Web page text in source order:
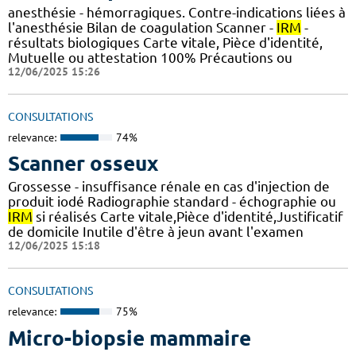
anesthésie - hémorragiques. Contre-indications liées à
l'anesthésie Bilan de coagulation Scanner - IRM -
résultats biologiques Carte vitale, Pièce d'identité,
Mutuelle ou attestation 100% Précautions ou
12/06/2025 15:26
CONSULTATIONS
relevance: 74%
Scanner osseux
Grossesse - insuffisance rénale en cas d'injection de
produit iodé Radiographie standard - échographie ou
IRM si réalisés Carte vitale,Pièce d'identité,Justificatif
de domicile Inutile d'être à jeun avant l'examen
12/06/2025 15:18
CONSULTATIONS
relevance: 75%
Micro-biopsie mammaire